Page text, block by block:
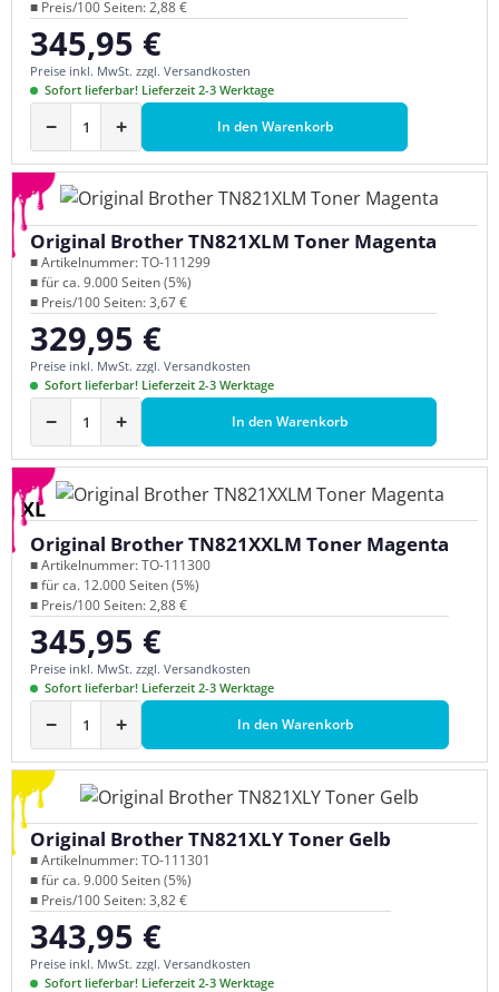
■ Preis/100 Seiten: 2,88 €
Regulärer Preis:
345,95 €
Preise inkl. MwSt. zzgl. Versandkosten
Sofort lieferbar! Lieferzeit 2-3 Werktage
− + In den Warenkorb
Original Brother TN821XLM Toner Magenta
■ Artikelnummer: TO-111299
■ für ca. 9.000 Seiten (5%)
■ Preis/100 Seiten: 3,67 €
Regulärer Preis:
329,95 €
Preise inkl. MwSt. zzgl. Versandkosten
Sofort lieferbar! Lieferzeit 2-3 Werktage
− + In den Warenkorb
XL
Original Brother TN821XXLM Toner Magenta
■ Artikelnummer: TO-111300
■ für ca. 12.000 Seiten (5%)
■ Preis/100 Seiten: 2,88 €
Regulärer Preis:
345,95 €
Preise inkl. MwSt. zzgl. Versandkosten
Sofort lieferbar! Lieferzeit 2-3 Werktage
− + In den Warenkorb
Original Brother TN821XLY Toner Gelb
■ Artikelnummer: TO-111301
■ für ca. 9.000 Seiten (5%)
■ Preis/100 Seiten: 3,82 €
Regulärer Preis:
343,95 €
Preise inkl. MwSt. zzgl. Versandkosten
Sofort lieferbar! Lieferzeit 2-3 Werktage